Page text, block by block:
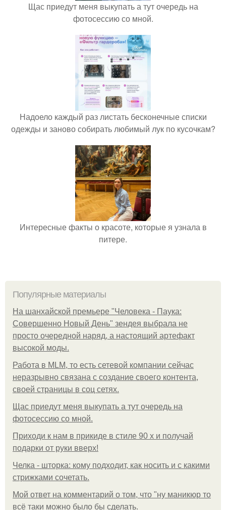
Щас приедут меня выкупать а тут очередь на
фотосессию со мной.
Надоело каждый раз листать бесконечные списки
одежды и заново собирать любимый лук по кусочкам?
Интересные факты о красоте, которые я узнала в
питере.
Популярные материалы
На шанхайской премьере "Человека - Паука:
Совершенно Новый День" зендея выбрала не
просто очередной наряд, а настоящий артефакт
высокой моды.
Работа в MLM, то есть сетевой компании сейчас
неразрывно связана с создание своего контента,
своей страницы в соц сетях.
Щас приедут меня выкупать а тут очередь на
фотосессию со мной.
Приходи к нам в прикиде в стиле 90 х и получай
подарки от руки вверх!
Челка - шторка: кому подходит, как носить и с какими
стрижками сочетать.
Мой ответ на комментарий о том, что "ну маникюр то
всё таки можно было бы сделать.